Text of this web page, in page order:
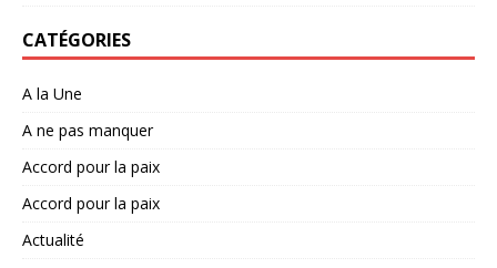
CATÉGORIES
A la Une
A ne pas manquer
Accord pour la paix
Accord pour la paix
Actualité